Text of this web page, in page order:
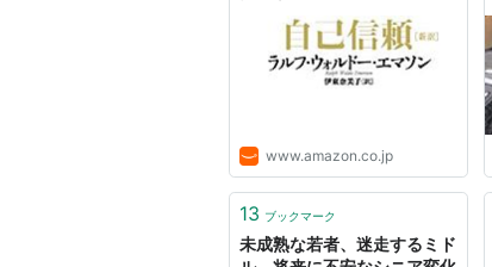
www.amazon.co.jp
13 ブックマーク
未成熟な若者、迷走するミド